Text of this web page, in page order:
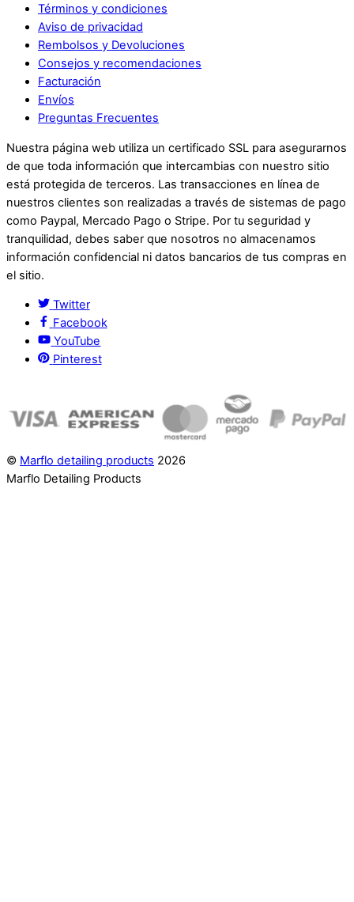
Términos y condiciones
Aviso de privacidad
Rembolsos y Devoluciones
Consejos y recomendaciones
Facturación
Envíos
Preguntas Frecuentes
Nuestra página web utiliza un certificado SSL para asegurarnos
de que toda información que intercambias con nuestro sitio
está protegida de terceros. Las transacciones en línea de
nuestros clientes son realizadas a través de sistemas de pago
como Paypal, Mercado Pago o Stripe. Por tu seguridad y
tranquilidad, debes saber que nosotros no almacenamos
información confidencial ni datos bancarios de tus compras en
el sitio.
Twitter
Facebook
YouTube
Pinterest
© Marflo detailing products 2026
Marflo Detailing Products